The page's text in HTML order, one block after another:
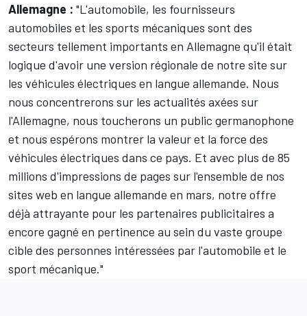
Allemagne : "L'automobile, les fournisseurs
automobiles et les sports mécaniques sont des
secteurs tellement importants en Allemagne qu'il était
logique d'avoir une version régionale de notre site sur
les véhicules électriques en langue allemande. Nous
nous concentrerons sur les actualités axées sur
l'Allemagne, nous toucherons un public germanophone
et nous espérons montrer la valeur et la force des
véhicules électriques dans ce pays. Et avec plus de 85
millions d'impressions de pages sur l'ensemble de nos
sites web en langue allemande en mars, notre offre
déjà attrayante pour les partenaires publicitaires a
encore gagné en pertinence au sein du vaste groupe
cible des personnes intéressées par l'automobile et le
sport mécanique."